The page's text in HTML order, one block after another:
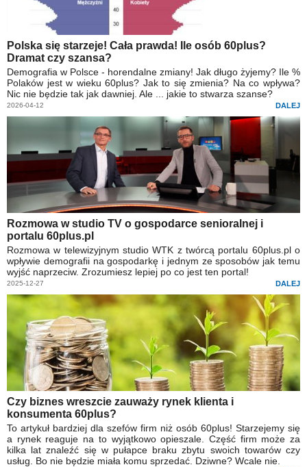
Polska się starzeje! Cała prawda! Ile osób 60plus?
Dramat czy szansa?
Demografia w Polsce - horendalne zmiany! Jak długo żyjemy? Ile %
Polaków jest w wieku 60plus? Jak to się zmienia? Na co wpływa?
Nic nie będzie tak jak dawniej. Ale ... jakie to stwarza szanse?
2026-04-12 DALEJ
Rozmowa w studio TV o gospodarce senioralnej i
portalu 60plus.pl
Rozmowa w telewizyjnym studio WTK z twórcą portalu 60plus.pl o
wpływie demografii na gospodarkę i jednym ze sposobów jak temu
wyjść naprzeciw. Zrozumiesz lepiej po co jest ten portal!
2025-12-27 DALEJ
Czy biznes wreszcie zauważy rynek klienta i
konsumenta 60plus?
To artykuł bardziej dla szefów firm niż osób 60plus! Starzejemy się
a rynek reaguje na to wyjątkowo opieszale. Część firm może za
kilka lat znaleźć się w pułapce braku zbytu swoich towarów czy
usług. Bo nie będzie miała komu sprzedać. Dziwne? Wcale nie.